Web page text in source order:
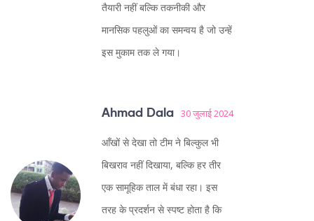
तैयारी नहीं बल्कि तकनीकी और
मानसिक पहलुओं का समन्वय है जो उन्हें
इस मुकाम तक ले गया।
Ahmad Dala 30 जुलाई 2024
आँखों से देखा तो टीम ने बिल्कुल भी
बिखराव नहीं दिखाया, बल्कि हर तीर
एक सामूहिक ताल में बंधा रहा। इस
तरह के प्रदर्शन से स्पष्ट होता है कि